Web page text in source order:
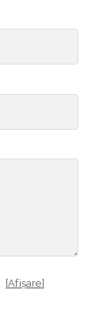
[Afișare]